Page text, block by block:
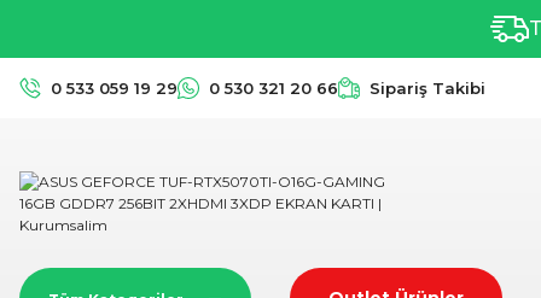
0 533 059 19 29 0 530 321 20 66 Sipariş Takibi